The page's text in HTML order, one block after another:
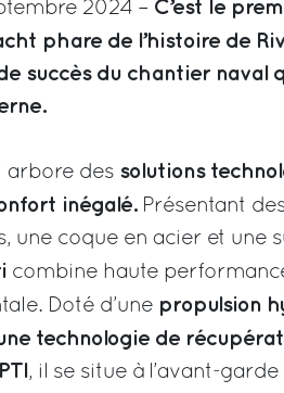
2024 – C’est le
phare de l’histoire de
succès du chantier naval
arbore des solutions
inégalé. Présentant
une coque en acier et une
combine haute
Doté d’une propulsion
technologie de
, il se situe à l’avant-